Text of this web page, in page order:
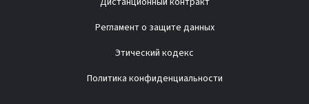
Регламент о защите данных
Этический кодекс
Политика конфиденциальности